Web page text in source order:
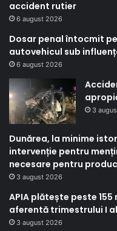
accident rutier
6 august 2026
Dosar penal întocmit
autovehicul sub
6 august 2026
3
Dunărea, la minime
intervenție pentru
necesare pentru
3 august 2026
APIA plătește peste
aferentă trimestrului I
3 august 2026